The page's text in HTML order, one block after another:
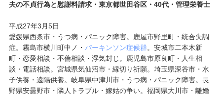
夫の不貞行為と慰謝料請求・東京都世田谷区・40代・管理栄養士
平成27年3月5日
愛媛県西条市・うつ病・パニック障害。鹿屋市野里町・統合失調
症。霧島市横川町中ノ・ パーキンソン症候群。安城市二本木新
町・恋愛相談・不倫相談・浮気封じ。鹿児島市原良町・人生相
談・電話相談。宮城県気仙沼市・縁切り祈願。埼玉県深谷市・水
子供養・遠隔供養。岐阜県中津川市・うつ病・パニック障害。長
野県安曇野市・隣人トラブル・嫁姑の争い。福岡県大川市・離婚